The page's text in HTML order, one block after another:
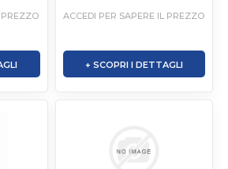
PREZZO ACCEDI PER SAPERE IL PREZZO
+ SCOPRI I DETTAGLI